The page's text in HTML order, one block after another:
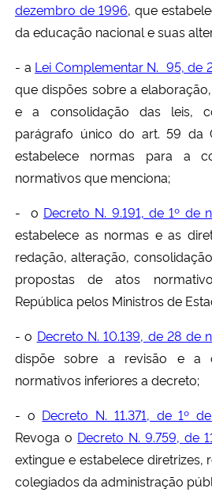
dezembro de 1996, que
da educação nacional e suas
- a Lei Complementar N. 95, de
que dispões sobre a
e a consolidação das leis,
parágrafo único do art. 59 da
estabelece normas para a
normativos que menciona;
- o Decreto N. 9.191, de 1º de
estabelece as normas e as
redação, alteração,
propostas de atos
República pelos Ministros de
- o Decreto N. 10.139, de 28 de
dispõe sobre a revisão e a
normativos inferiores a decreto;
- o Decreto N. 11.371, de 1º
Revoga o Decreto N. 9.759, de
extingue e estabelece diretrizes,
colegiados da administração